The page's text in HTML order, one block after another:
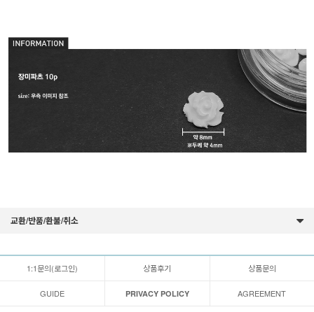
교환/반품/환불/취소
1:1문의(로그인) 상품후기 상품문의
GUIDE PRIVACY POLICY AGREEMENT